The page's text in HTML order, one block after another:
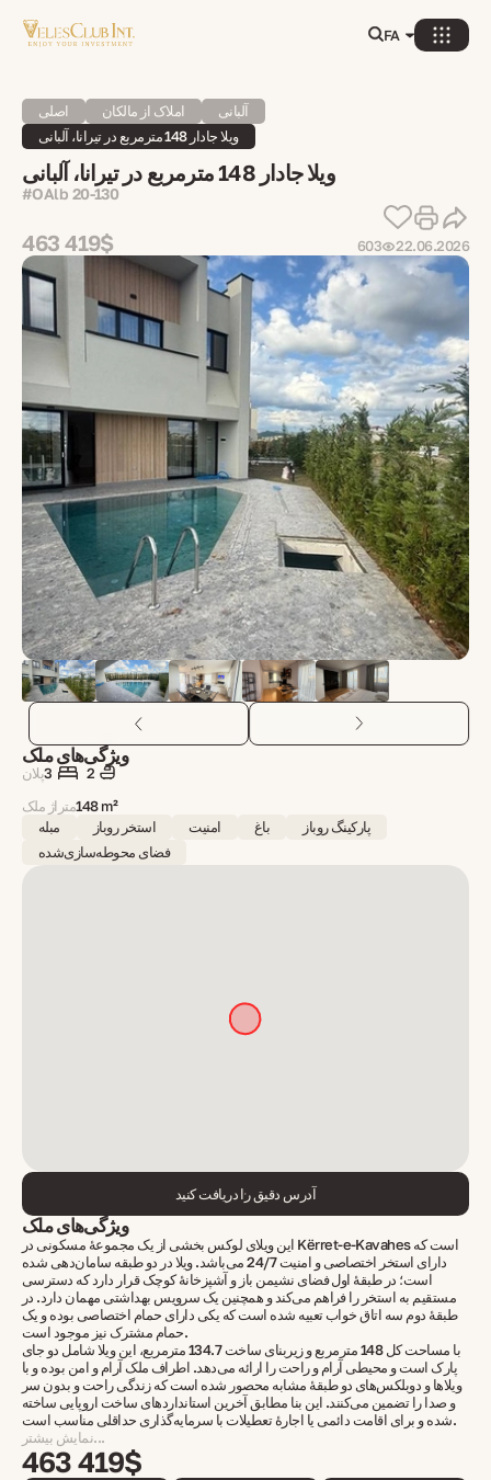
FA
اصلی املاک از مالکان
آلبانی
ویلا جادار 148 مترمربع در تیرانا، آلبانی
ویلا جادار 148 مترمربع در تیرانا، آلبانی
#OAlb 20-130
463 419$ 603 22.06.2026
ویژگی‌های ملک
پلان3
2
متراژ ملک148 m²
مبله
استخر روباز امنیت باغ
پارکینگ روباز
فضای محوطه‌سازی‌شده
آدرس دقیق را دریافت کنید
ویژگی‌های ملک
این ویلای لوکس بخشی از یک مجموعهٔ مسکونی در Kërret-e-Kavahes است که
دارای استخر اختصاصی و امنیت 24/7 می‌باشد. ویلا در دو طبقه سامان‌دهی شده
است؛ در طبقهٔ اول فضای نشیمن باز و آشپزخانهٔ کوچک قرار دارد که دسترسی
مستقیم به استخر را فراهم می‌کند و همچنین یک سرویس بهداشتی مهمان دارد. در
طبقهٔ دوم سه اتاق خواب تعبیه شده است که یکی دارای حمام اختصاصی بوده و یک
حمام مشترک نیز موجود است.
با مساحت کل 148 مترمربع و زیربنای ساخت 134.7 مترمربع، این ویلا شامل دو جای
پارک است و محیطی آرام و راحت را ارائه می‌دهد. اطراف ملک آرام و امن بوده و با
ویلاها و دوبلکس‌های دو طبقهٔ مشابه محصور شده است که زندگی راحت و بدون سر
و صدا را تضمین می‌کنند. این بنا مطابق آخرین استانداردهای ساخت اروپایی ساخته
شده و برای اقامت دائمی یا اجارهٔ تعطیلات با سرمایه‌گذاری حداقلی مناسب است.
نمایش بیشتر...
463 419$